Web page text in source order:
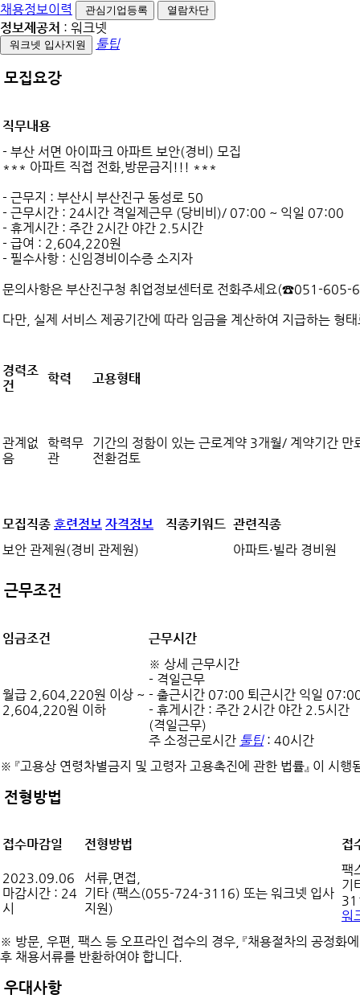
채용정보이력
관심기업등록 열람차단
정보제공처 : 워크넷
워크넷 입사지원 툴팁
모집요강
직무내용
- 부산 서면 아이파크 아파트 보안(경비) 모집
*** 아파트 직접 전화,방문금지!!! ***
- 근무지 : 부산시 부산진구 동성로 50
- 근무시간 : 24시간 격일제근무 (당비비)/ 07:00 ~ 익일 07:00
- 휴게시간 : 주간 2시간 야간 2.5시간
- 급여 : 2,604,220원
- 필수사항 : 신임경비이수증 소지자
문의사항은 부산진구청 취업정보센터로 전화주세요(☎051-605-
다만, 실제 서비스 제공기간에 따라 임금을 계산하여 지급하는 형
경력조
건
학력 고용형태
관계없
음
학력무
관
기간의 정함이 있는 근로계약 3개월/ 계약기간 만
전환검토
모집직종 훈련정보 자격정보 직종키워드 관련직종
보안 관제원(경비 관제원)
아파트·빌라 경비원
근무조건
임금조건 근무시간
월급 2,604,220원 이상 ~
2,604,220원 이하
※ 상세 근무시간
- 격일근무
- 출근시간 07:00 퇴근시간 익일
- 휴게시간 : 주간 2시간 야간 2.5시간
(격일근무)
주 소정근로시간 툴팁: 40시간
※ 『고용상 연령차별금지 및 고령자 고용촉진에 관한 법률』 이 시
전형방법
접수마감일 전형방법 접
2023.09.06
마감시간 : 24
시
서류,면접,
기타 (팩스(055-724-3116) 또는 워크넷 입사
지원)
팩
기
워
※ 방문, 우편, 팩스 등 오프라인 접수의 경우, 『채용절차의 공정화
후 채용서류를 반환하여야 합니다.
우대사항